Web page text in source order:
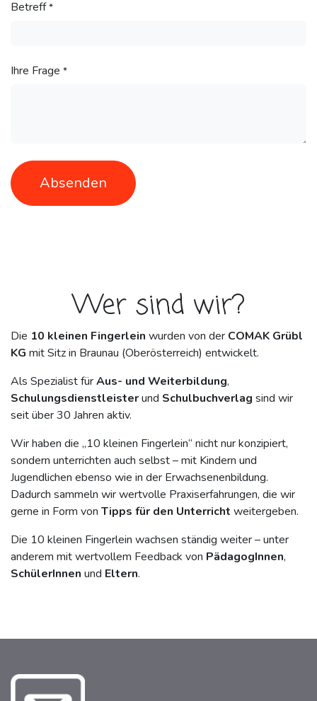
Betreff*
Ihre Frage *
Absenden
Wer sind wir?
Die 10 kleinen Fingerlein wurden von der COMAK Grübl
KG mit Sitz in Braunau (Oberösterreich) entwickelt.
Als Spezialist fürAus- und Weiterbildung,
Schulungsdienstleisterund Schulbuchverlag sind wir
seit über 30 Jahren aktiv.
Wir haben die „10 kleinen Fingerlein“ nicht nur konzipiert,
sondern unterrichten auch selbst – mit Kindern und
Jugendlichen ebenso wie in der Erwachsenenbildung.
Dadurch sammeln wir wertvolle Praxiserfahrungen, die wir
gerne in Form von Tipps für den Unterricht weitergeben.
Die 10 kleinen Fingerlein wachsen ständig weiter – unter
anderem mit wertvollem Feedback von PädagogInnen,
SchülerInnen und Eltern.